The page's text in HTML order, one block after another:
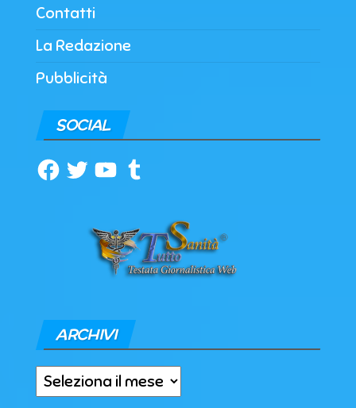
Contatti
La Redazione
Pubblicità
SOCIAL
Facebook
TwitterYouTubeTumblr
ARCHIVI
Archivi